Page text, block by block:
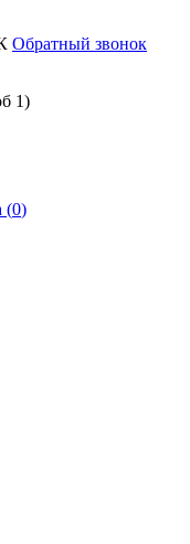
Обратный звонок
1)
(0)